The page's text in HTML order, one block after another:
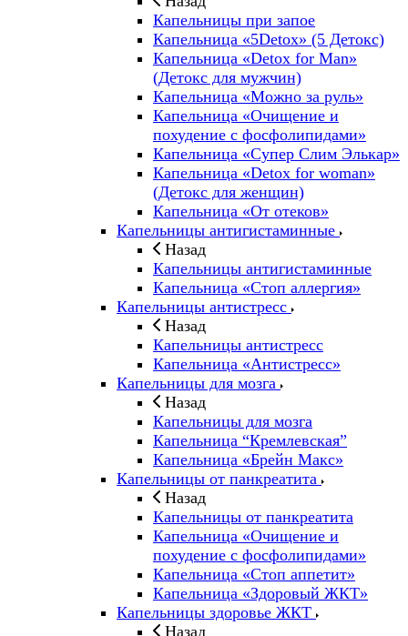
Капельницы при запое
Капельница «5Detox» (5 Детокс)
Капельница «Detox for Man»
(Детокс для мужчин)
Капельница «Можно за руль»
Капельница «Очищение и
похудение с фосфолипидами»
Капельница «Супер Слим Элькар»
Капельница «Detox for woman»
(Детокс для женщин)
Капельница «От отеков»
Капельницы антигистаминные
Назад
Капельницы антигистаминные
Капельница «Стоп аллергия»
Капельницы антистресс
Назад
Капельницы антистресс
Капельница «Антистресс»
Капельницы для мозга
Назад
Капельницы для мозга
Капельница “Кремлевская”
Капельница «Брейн Макс»
Капельницы от панкреатита
Назад
Капельницы от панкреатита
Капельница «Очищение и
похудение с фосфолипидами»
Капельница «Стоп аппетит»
Капельница «Здоровый ЖКТ»
Капельницы здоровье ЖКТ
Назад